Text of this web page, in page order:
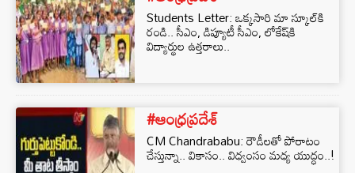
Students Letter: ఒక్కసారి మా స్కూల్‌కి
రండి.. సీఎం, డిప్యూటీ సీఎం, లోకేష్‌కి
విద్యార్థుల ఉత్తరాలు..
#ఆంధ్రప్రదేశ్
CM Chandrababu: రౌడీలతో పోరాటం
చేస్తున్నా.. వికాసం.. విధ్వంసం మధ్య యుద్ధం..!